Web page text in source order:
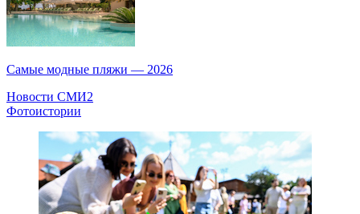
Самые модные пляжи — 2026
Новости СМИ2
Фотоистории